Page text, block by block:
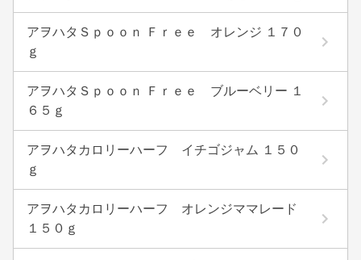
アヲハタＳｐｏｏｎ Ｆｒｅｅ オレンジ １７０
ｇ
アヲハタＳｐｏｏｎ Ｆｒｅｅ ブルーベリー １
６５ｇ
アヲハタカロリーハーフ イチゴジャム １５０
ｇ
アヲハタカロリーハーフ オレンジママレード
１５０ｇ